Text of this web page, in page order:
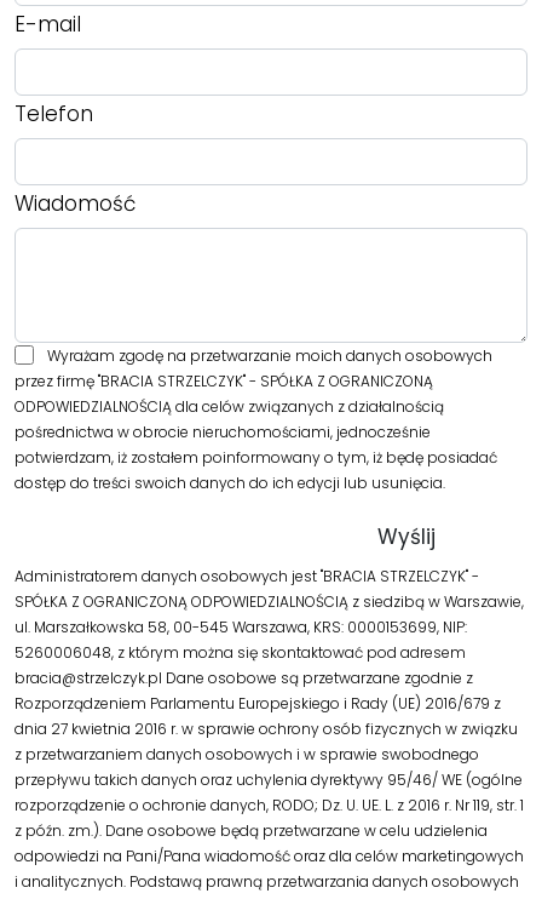
E-mail
Telefon
Wiadomość
Wyrażam zgodę na przetwarzanie moich danych osobowych
przez firmę "BRACIA STRZELCZYK" - SPÓŁKA Z OGRANICZONĄ
ODPOWIEDZIALNOŚCIĄ dla celów związanych z działalnością
pośrednictwa w obrocie nieruchomościami, jednocześnie
potwierdzam, iż zostałem poinformowany o tym, iż będę posiadać
dostęp do treści swoich danych do ich edycji lub usunięcia.
Administratorem danych osobowych jest "BRACIA STRZELCZYK" -
SPÓŁKA Z OGRANICZONĄ ODPOWIEDZIALNOŚCIĄ z siedzibą w Warszawie,
ul. Marszałkowska 58, 00-545 Warszawa, KRS: 0000153699, NIP:
5260006048, z którym można się skontaktować pod adresem
bracia@strzelczyk.pl Dane osobowe są przetwarzane zgodnie z
Rozporządzeniem Parlamentu Europejskiego i Rady (UE) 2016/679 z
dnia 27 kwietnia 2016 r. w sprawie ochrony osób fizycznych w związku
z przetwarzaniem danych osobowych i w sprawie swobodnego
przepływu takich danych oraz uchylenia dyrektywy 95/46/ WE (ogólne
rozporządzenie o ochronie danych, RODO; Dz. U. UE. L. z 2016 r. Nr 119, str. 1
z późn. zm.). Dane osobowe będą przetwarzane w celu udzielenia
odpowiedzi na Pani/Pana wiadomość oraz dla celów marketingowych
i analitycznych. Podstawą prawną przetwarzania danych osobowych